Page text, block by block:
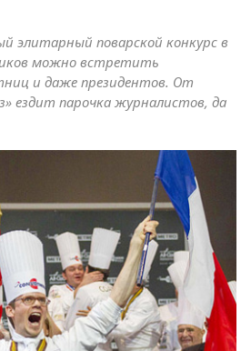
элитарный поварской конкурс в
можно встретить
и даже президентов. От
ездит парочка журналистов, да